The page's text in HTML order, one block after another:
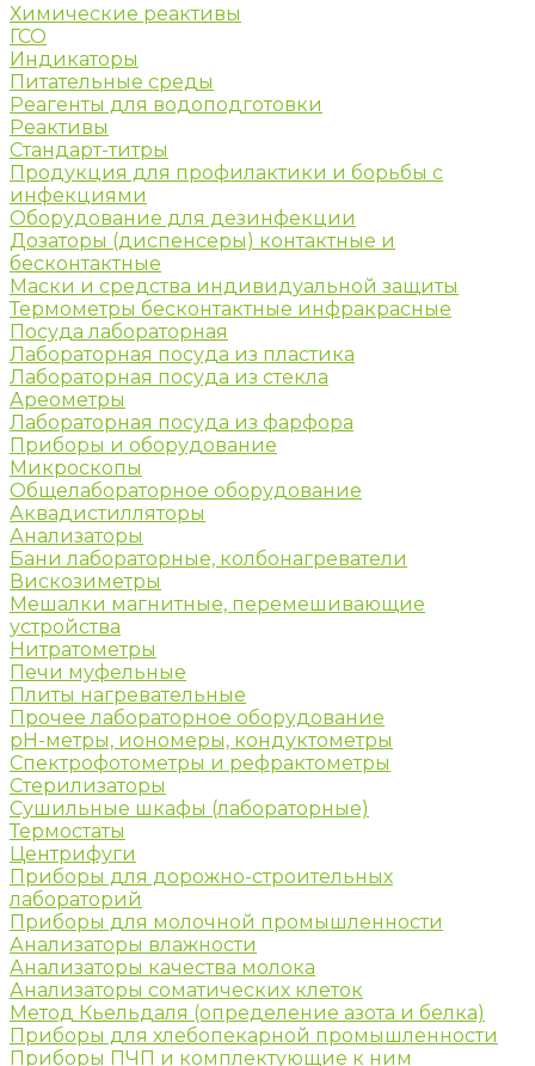
Химические реактивы
ГСО
Индикаторы
Питательные среды
Реагенты для водоподготовки
Реактивы
Стандарт-титры
Продукция для профилактики и борьбы с
инфекциями
Оборудование для дезинфекции
Дозаторы (диспенсеры) контактные и
бесконтактные
Маски и средства индивидуальной защиты
Термометры бесконтактные инфракрасные
Посуда лабораторная
Лабораторная посуда из пластика
Лабораторная посуда из стекла
Ареометры
Лабораторная посуда из фарфора
Приборы и оборудование
Микроскопы
Общелабораторное оборудование
Аквадистилляторы
Анализаторы
Бани лабораторные, колбонагреватели
Вискозиметры
Мешалки магнитные, перемешивающие
устройства
Нитратометры
Печи муфельные
Плиты нагревательные
Прочее лабораторное оборудование
рН-метры, иономеры, кондуктометры
Спектрофотометры и рефрактометры
Стерилизаторы
Сушильные шкафы (лабораторные)
Термостаты
Центрифуги
Приборы для дорожно-строительных
лабораторий
Приборы для молочной промышленности
Анализаторы влажности
Анализаторы качества молока
Анализаторы соматических клеток
Метод Кьельдаля (определение азота и белка)
Приборы для хлебопекарной промышленности
Приборы ПЧП и комплектующие к ним